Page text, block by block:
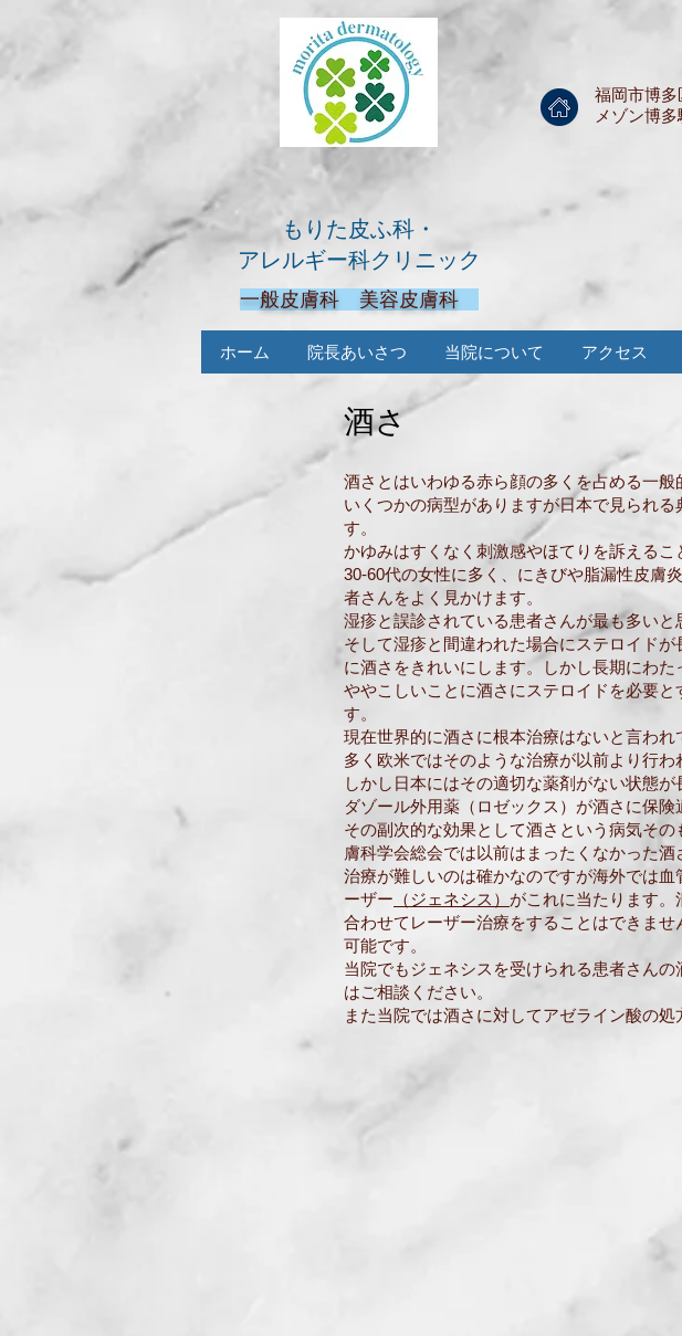
福岡市博多
メゾン博
もりた皮ふ科・
アレルギー科クリニック
一般皮膚科 美容皮膚科
ホーム 院長あいさつ 当院について アクセス
酒さ
酒さとはいわゆる赤ら顔の多くを占める一般
いくつかの病型がありますが日本で見られ
す。
かゆみはすくなく刺激感やほてりを訴えるこ
30-60代の女性に多く、にきびや脂漏性皮膚
者さんをよく見かけます。
湿疹と誤診されている患者さんが最も多いと
そして湿疹と間違われた場合にステロイド
に酒さをきれいにします。しかし長期にわ
ややこしいことに酒さにステロイドを必要
す。
現在世界的に酒さに根本治療はないと言わ
多く欧米ではそのような治療が以前より行わ
しかし日本にはその適切な薬剤がない状態
ダゾール外用薬（ロゼックス）が酒さに保
その副次的な効果として酒さという病気そ
膚科学会総会では以前はまったくなかった酒
治療が難しいのは確かなのですが海外では
ーザー （ジェネシス） がこれに当たります
合わせてレーザー治療をすることはできま
可能です。
当院でもジェネシスを受けられる患者さん
はご相談ください。
また当院では酒さに対してアゼライン酸の